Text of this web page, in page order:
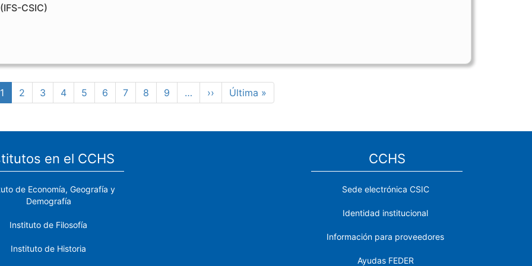
CSIC)
Página
actual
1 Page
2 Page
3 Page
4 Page
5 Page
6 Page
7 Page
8 Page
9 …
Siguiente
página
››
Última
página
Última »
en el CCHS
de Economía, Geografía y
Demografía
Instituto de Filosofía
Instituto de Historia
CCHS
Sede electrónica CSIC
Identidad institucional
Información para proveedores
Ayudas FEDER